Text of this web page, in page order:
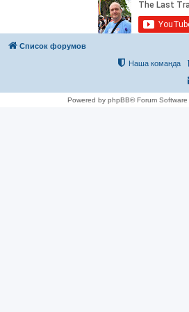
Список форумов
Наша команда
Powered by phpBB® Forum